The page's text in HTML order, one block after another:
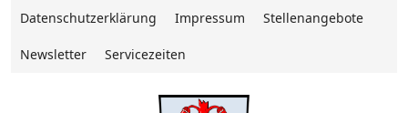
Datenschutzerklärung Impressum Stellenangebote
Newsletter Servicezeiten